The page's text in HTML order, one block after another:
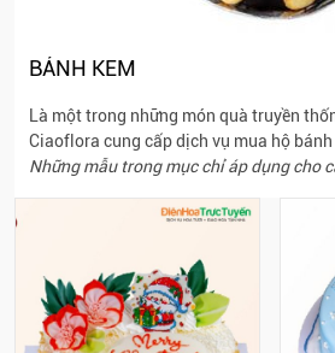
BÁNH KEM
Là một trong những món quà truyền
Ciaoflora cung cấp dịch vụ mua hộ
Những mẫu trong mục chỉ áp dụng cho